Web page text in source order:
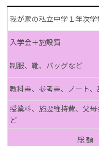
我が家の私立中学１年次
入学金＋施設費
制服、靴、バッグなど
教科書、参考書、ノート
授業料、施設維持費、父
ど
総 額